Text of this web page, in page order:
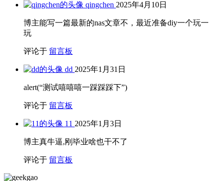
qingchen 2025年4月10日
博主能写一篇最新的nas文章不，最近准备diy一个玩一
玩
评论于 留言板
dd 2025年1月31日
alert(“测试嘻嘻嘻一踩踩踩下”)
评论于 留言板
11 2025年1月3日
博主真牛逼,刚毕业啥也干不了
评论于 留言板